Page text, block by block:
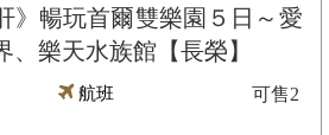
》暢玩首爾雙樂園５日～愛
樂天水族館【長榮】
航班 可售2